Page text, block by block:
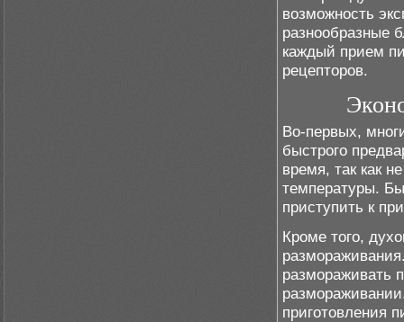
возможность
разнообразные
каждый прием
рецепторов.
Во-первых,
быстрого
время, так как
температуры.
приступить к
Кроме того,
размораживать
приготовления